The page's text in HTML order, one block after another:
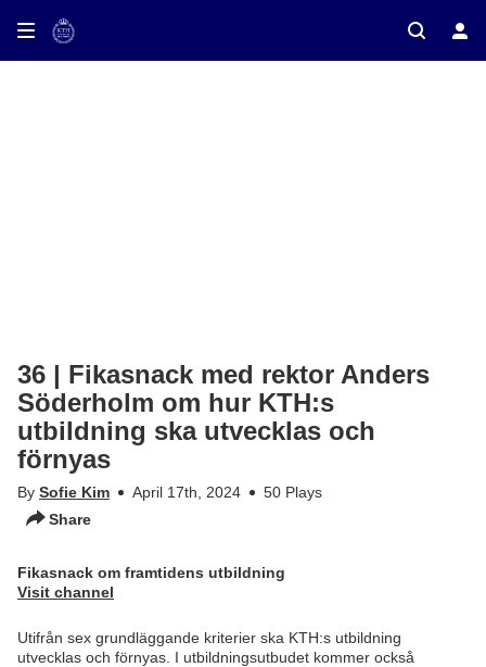
on TV
36 | Fikasnack med rektor Anders
Söderholm om hur KTH:s
utbildning ska utvecklas och
förnyas
By Sofie Kim April 17th, 2024
50 Plays
Share
Fikasnack om framtidens utbildning
Visit channel
Utifrån sex grundläggande kriterier ska KTH:s utbildning
utvecklas och förnyas. I utbildningsutbudet kommer också